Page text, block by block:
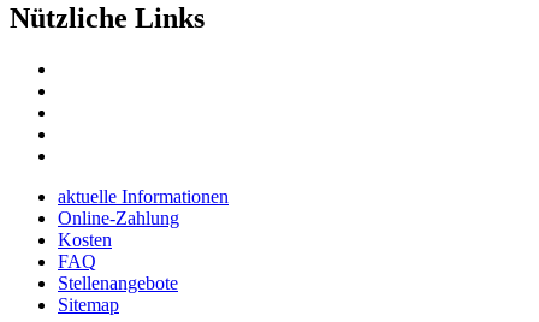
Nützliche Links
aktuelle Informationen
Online-Zahlung
Kosten
FAQ
Stellenangebote
Sitemap